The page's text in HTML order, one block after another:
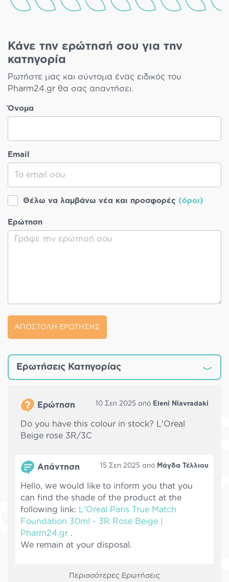
Κάνε την ερώτησή σου για την
κατηγορία
Ρωτήστε μας και σύντομα ένας ειδικός του
Pharm24.gr θα σας απαντήσει.
Όνομα
Email
Θέλω να λαμβάνω νέα και προσφορές (όροι)
Ερώτηση
ΑΠΟΣΤΟΛΗ ΕΡΩΤΗΣΗΣ
Ερωτήσεις Κατηγορίας
Ερώτηση 10 Σεπ 2025 από Eleni Niavradaki
Do you have this colour in stock? L'Oreal
Beige rose 3R/3C
Απάντηση 15 Σεπ 2025 από Μάγδα Τέλλιου
Hello, we would like to inform you that you
can find the shade of the product at the
following link: L'Oreal Paris True Match
Foundation 30ml - 3R Rose Beige |
Pharm24.gr .
We remain at your disposal.
Περισσότερες Ερωτήσεις